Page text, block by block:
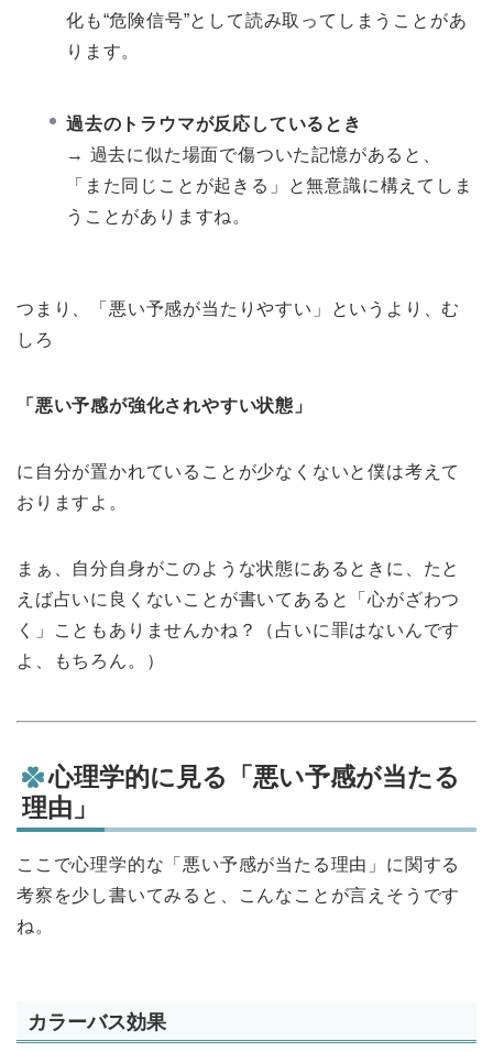
化も“危険信号”として読み取ってしまうことがあ
ります。
過去のトラウマが反応しているとき
→ 過去に似た場面で傷ついた記憶があると、
「また同じことが起きる」と無意識に構えてしま
うことがありますね。
つまり、「悪い予感が当たりやすい」というより、む
しろ
「悪い予感が強化されやすい状態」
に自分が置かれていることが少なくないと僕は考えて
おりますよ。
まぁ、自分自身がこのような状態にあるときに、たと
えば占いに良くないことが書いてあると「心がざわつ
く」こともありませんかね？（占いに罪はないんです
よ、もちろん。）
心理学的に見る「悪い予感が当たる
理由」
ここで心理学的な「悪い予感が当たる理由」に関する
考察を少し書いてみると、こんなことが言えそうです
ね。
カラーバス効果